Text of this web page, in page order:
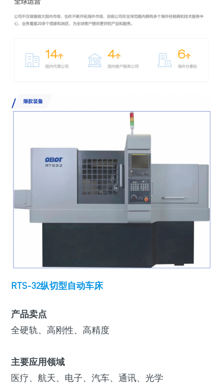
RTS-32纵切型自动车床
产品卖点
全硬轨、高刚性、高精度
主要应用领域
医疗、航天、电子、汽车、通讯、光学